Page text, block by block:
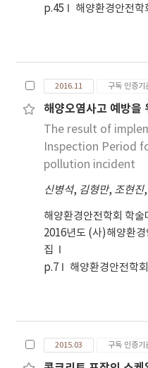
p.45
해양환경안전학
2016.11 구독 인증
해양오염사고 예방을
The result of
Inspection Period
pollution incident
신병석, 김형만, 조현진,
해양환경안전학회 학술
2016년도 (사)해양환
집
p.7
해양환경안전학회
2015.03 구독 인증